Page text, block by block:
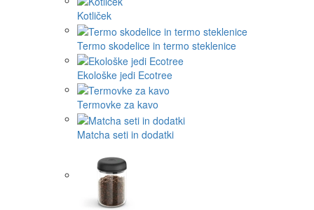
Kotliček
Termo skodelice in termo steklenice
Ekološke jedi Ecotree
Termovke za kavo
Matcha seti in dodatki